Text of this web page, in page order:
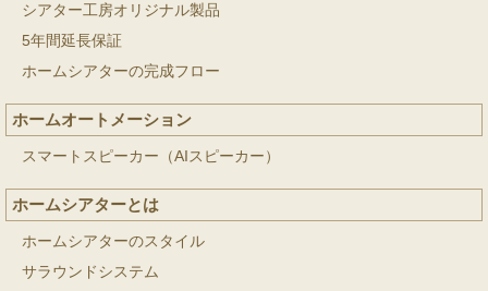
シアター工房オリジナル製品
5年間延長保証
ホームシアターの完成フロー
ホームオートメーション
スマートスピーカー（AIスピーカー）
ホームシアターとは
ホームシアターのスタイル
サラウンドシステム